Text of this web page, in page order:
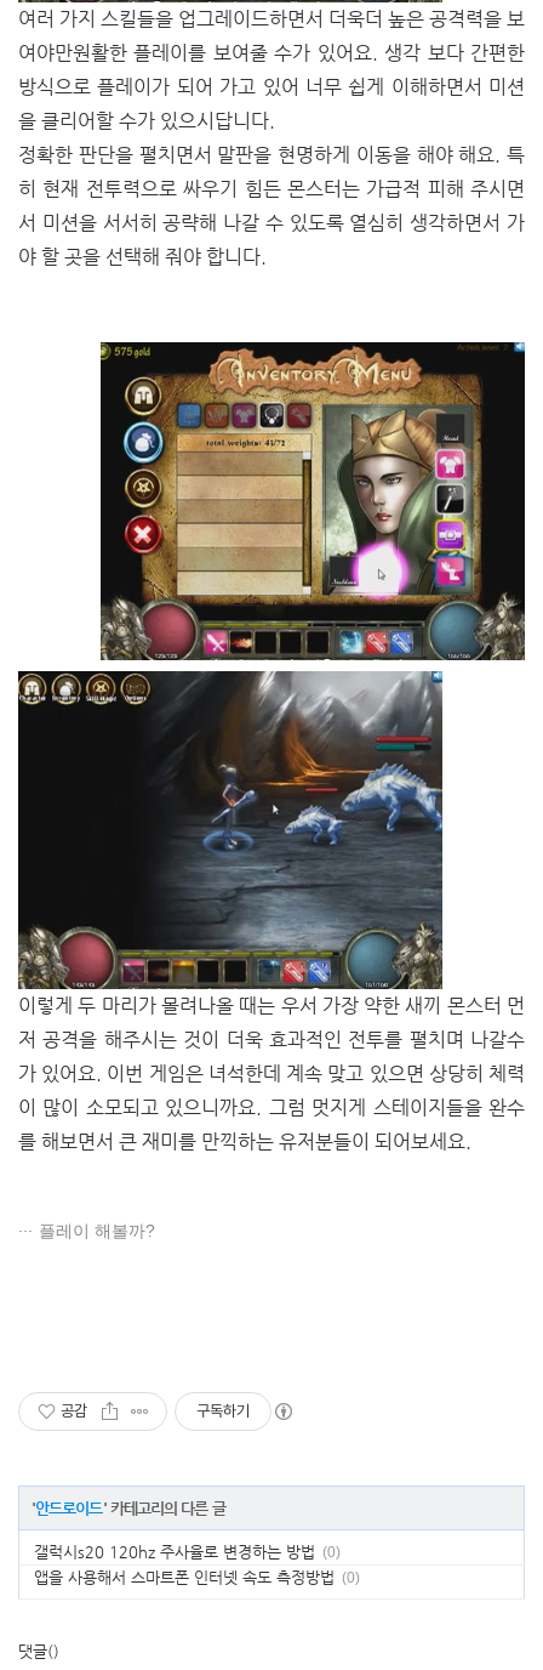
여러 가지 스킬들을 업그레이드하면서 더욱더 높은 공격력을 보
여야만원활한 플레이를 보여줄 수가 있어요. 생각 보다 간편한
방식으로 플레이가 되어 가고 있어 너무 쉽게 이해하면서 미션
을 클리어할 수가 있으시답니다.
정확한 판단을 펼치면서 말판을 현명하게 이동을 해야 해요. 특
히 현재 전투력으로 싸우기 힘든 몬스터는 가급적 피해 주시면
서 미션을 서서히 공략해 나갈 수 있도록 열심히 생각하면서 가
야 할 곳을 선택해 줘야 합니다.
이렇게 두 마리가 몰려나올 때는 우서 가장 약한 새끼 몬스터 먼
저 공격을 해주시는 것이 더욱 효과적인 전투를 펼치며 나갈수
가 있어요. 이번 게임은 녀석한데 계속 맞고 있으면 상당히 체력
이 많이 소모되고 있으니까요. 그럼 멋지게 스테이지들을 완수
를 해보면서 큰 재미를 만끽하는 유저분들이 되어보세요.
플레이 해볼까?
공감 구독하기
'안드로이드' 카테고리의 다른 글
갤럭시s20 120hz 주사율로 변경하는 방법 (0)
앱을 사용해서 스마트폰 인터넷 속도 측정방법 (0)
댓글()